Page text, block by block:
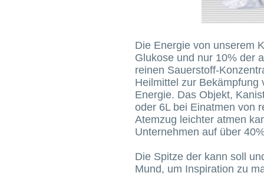
Die Energie von unserem
Glukose und nur 10% der
reinen Sauerstoff-
Heilmittel zur Bekämpfung
Energie. Das Objekt,
oder 6L bei Einatmen von
Atemzug leichter atmen
Unternehmen auf über
Die Spitze der kann soll
Mund, um Inspiration zu